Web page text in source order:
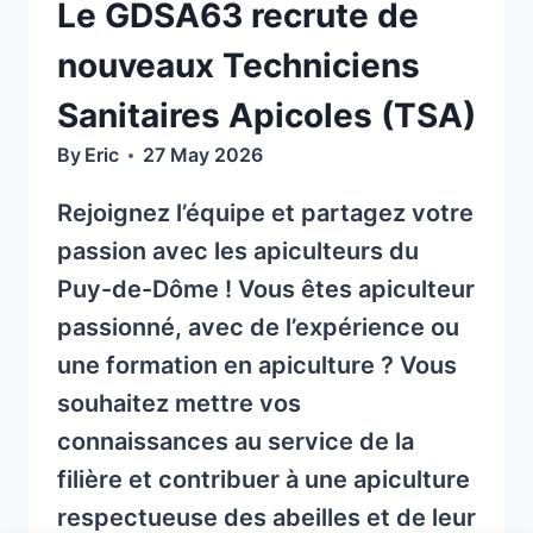
Le GDSA63 recrute de
nouveaux Techniciens
Sanitaires Apicoles (TSA)
By Eric 27 May 2026
Rejoignez l’équipe et partagez votre
passion avec les apiculteurs du
Puy-de-Dôme ! Vous êtes apiculteur
passionné, avec de l’expérience ou
une formation en apiculture ? Vous
souhaitez mettre vos
connaissances au service de la
filière et contribuer à une apiculture
respectueuse des abeilles et de leur